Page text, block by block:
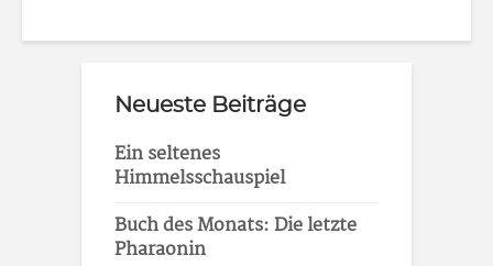
Neueste Beiträge
Ein seltenes
Himmelsschauspiel
Buch des Monats: Die letzte
Pharaonin